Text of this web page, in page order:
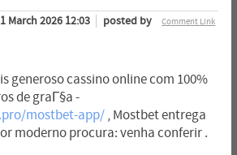
Comment Link
March 2026 12:03
posted by
generoso cassino online com 100%
de graГ§a -
mostbet-app/, Mostbet entrega
moderno procura: venha conferir .